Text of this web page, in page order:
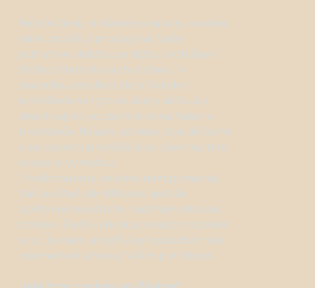
Relační (tedy dočasné) soubory cookies
nám umožňují propojovat Vaše
jednotlivé aktivity po dobu prohlížení
těchto internetových stránek. V
okamžiku otevření okna Vašeho
prohlížeče se tyto soubory aktivují a
deaktivují se po zavření okna Vašeho
prohlížeče. Relační cookies jsou dočasné
a po zavření prohlížeče se všechny tyto
soubory vymažou.
Trvalé soubory cookies nám pomáhají
Váš počítač identifikovat, jestliže
opětovně navštívíte naši internetovou
stránku. Další výhodou trvalých cookies
je to, že nám umožňují přizpůsobit naše
internetové stránky Vašim potřebám.